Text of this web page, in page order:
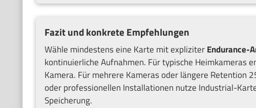
Fazit und konkrete Empfehlungen
Wähle mindestens eine Karte mit expliziterEndurance-
kontinuierliche Aufnahmen. Für typische Heimkameras
Kamera. Für mehrere Kameras oder längere Retention
oder professionellen Installationen nutze Industrial-
Speicherung.